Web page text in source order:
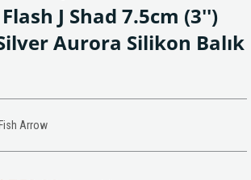
J Shad 7.5cm (3'')
Aurora Silikon Balık
Fish Arrow